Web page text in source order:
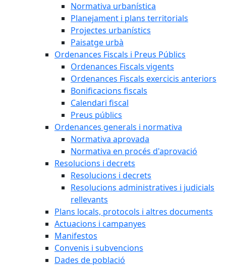
Normativa urbanística
Planejament i plans territorials
Projectes urbanístics
Paisatge urbà
Ordenances Fiscals i Preus Públics
Ordenances Fiscals vigents
Ordenances Fiscals exercicis anteriors
Bonificacions fiscals
Calendari fiscal
Preus públics
Ordenances generals i normativa
Normativa aprovada
Normativa en procés d'aprovació
Resolucions i decrets
Resolucions i decrets
Resolucions administratives i judicials
rellevants
Plans locals, protocols i altres documents
Actuacions i campanyes
Manifestos
Convenis i subvencions
Dades de població